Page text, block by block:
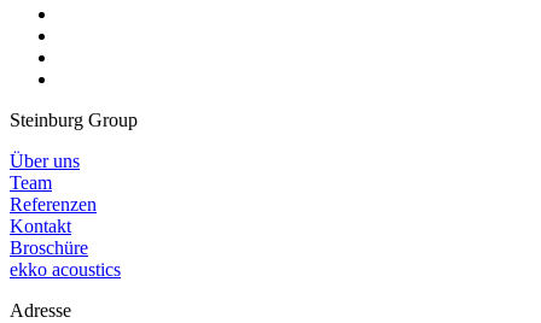
Steinburg Group
Über uns
Team
Referenzen
Kontakt
Broschüre
ekko acoustics
Adresse